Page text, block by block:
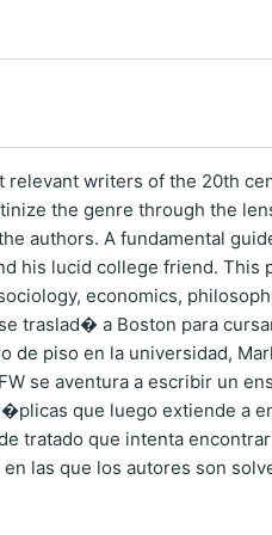
writers of the 20th
the genre through the
authors. A fundamental
his lucid college friend. This
economics,
traslad� a Boston para
piso en la universidad,
se aventura a escribir un
que luego extiende a
tratado que intenta
las que los autores son